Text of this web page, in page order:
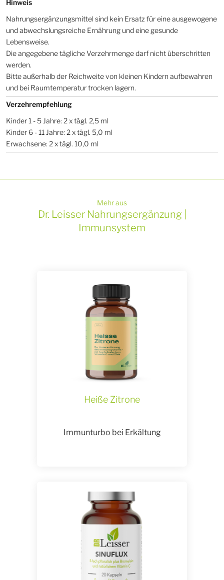
Hinweis
Nahrungsergänzungsmittel sind kein Ersatz für eine ausgewogene
und abwechslungsreiche Ernährung und eine gesunde
Lebensweise.
Die angegebene tägliche Verzehrmenge darf nicht überschritten
werden.
Bitte außerhalb der Reichweite von kleinen Kindern aufbewahren
und bei Raumtemperatur trocken lagern.
Verzehrempfehlung
Kinder 1 - 5 Jahre: 2 x tägl. 2,5 ml
Kinder 6 - 11 Jahre: 2 x tägl. 5,0 ml
Erwachsene: 2 x tägl. 10,0 ml
Mehr aus
Dr. Leisser Nahrungsergänzung |
Immunsystem
Heiße Zitrone
Immunturbo bei Erkältung